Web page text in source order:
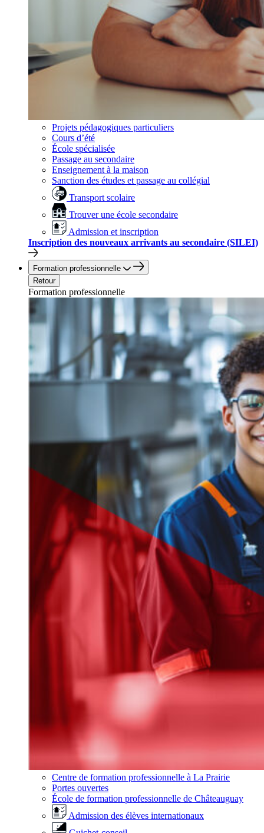
Projets pédagogiques particuliers
Cours d’été
École spécialisée
Passage au secondaire
Enseignement à la maison
Sanction des études et passage au collégial
Transport scolaire
Trouver une école secondaire
Admission et inscription
Inscription des nouveaux arrivants au secondaire (SILEI)
Formation professionnelle
Retour
Formation professionnelle
Centre de formation professionnelle à La Prairie
Portes ouvertes
École de formation professionnelle de Châteauguay
Admission des élèves internationaux